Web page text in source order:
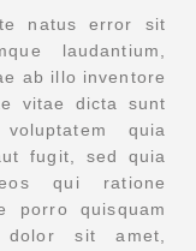
natus error sit
laudantium,
ab illo inventore
vitae dicta sunt
quia
fugit, sed quia
qui ratione
porro quisquam
sit amet,